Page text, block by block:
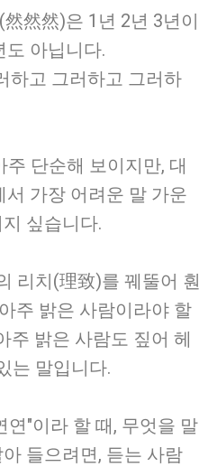
然然)은 1년 2년 3년이
도 아닙니다.
하고 그러하고 그러하
단순해 보이지만, 대
서 가장 어려운 말 가운
싶습니다.
리치(理致)를 꿰뚤어 훤
주 밝은 사람이라야 할
주 밝은 사람도 짚어 헤
는 말입니다.
연"이라 할 때, 무엇을 말
들으려면, 듣는 사람